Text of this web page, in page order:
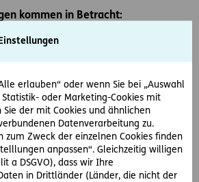
erlauben“ oder wenn Sie bei „Auswahl
oder Marketing-Cookies mit
der mit Cookies und ähnlichen
Datenverarbeitung zu.
zum Zweck der einzelnen Cookies finden
anpassen“. Gleichzeitig willigen
a DSGVO), dass wir Ihre
in Drittländer (Länder, die nicht der
kommen in Betracht:
Schule
oder Ausbildungsvertrag nach dem
oder nach dem Land- und
Berufsausbildungsgesetz
nach gesundheitsrechtlichen
Schule für Gesundheits- und
für medizinische